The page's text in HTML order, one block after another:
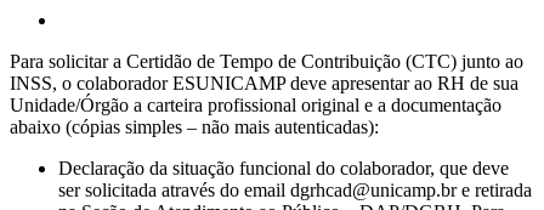
Para solicitar a Certidão de Tempo de Contribuição (CTC) junto ao
INSS, o colaborador ESUNICAMP deve apresentar ao RH de sua
Unidade/Órgão a carteira profissional original e a documentação
abaixo (cópias simples – não mais autenticadas):
Declaração da situação funcional do colaborador, que deve
ser solicitada através do email dgrhcad@unicamp.br e retirada